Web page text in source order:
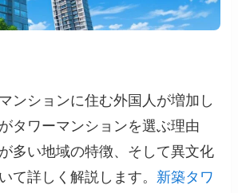
ンションに住む外国人が増加し
タワーマンションを選ぶ理由
多い地域の特徴、そして異文化
て詳しく解説します。 新築タワ